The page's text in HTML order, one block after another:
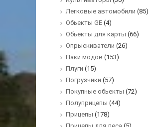
Легковые автомобили (85)
Обьекты GE (4)
Обьекты для карты (66)
Опрыскиватели (26)
Паки модов (153)
Плуги (15)
Погрузчики (57)
Покупные обьекты (72)
Полуприцепы (44)
Прицепы (178)